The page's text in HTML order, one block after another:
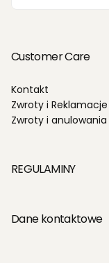
Customer Care
Kontakt
Zwroty i Reklamacje
Zwroty i anulowania
REGULAMINY
Dane kontaktowe